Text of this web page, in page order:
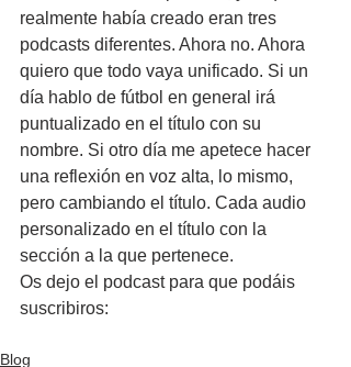
realmente había creado eran tres
podcasts diferentes. Ahora no. Ahora
quiero que todo vaya unificado. Si un
día hablo de fútbol en general irá
puntualizado en el título con su
nombre. Si otro día me apetece hacer
una reflexión en voz alta, lo mismo,
pero cambiando el título. Cada audio
personalizado en el título con la
sección a la que pertenece.
Os dejo el podcast para que podáis
suscribiros:
Blog